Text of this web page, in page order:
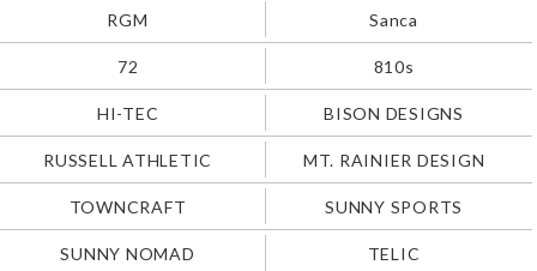
RGM Sanca
72 810s
HI-TEC BISON DESIGNS
RUSSELL ATHLETIC MT. RAINIER DESIGN
TOWNCRAFT SUNNY SPORTS
SUNNY NOMAD TELIC